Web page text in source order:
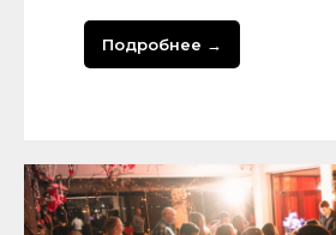
Подробнее →